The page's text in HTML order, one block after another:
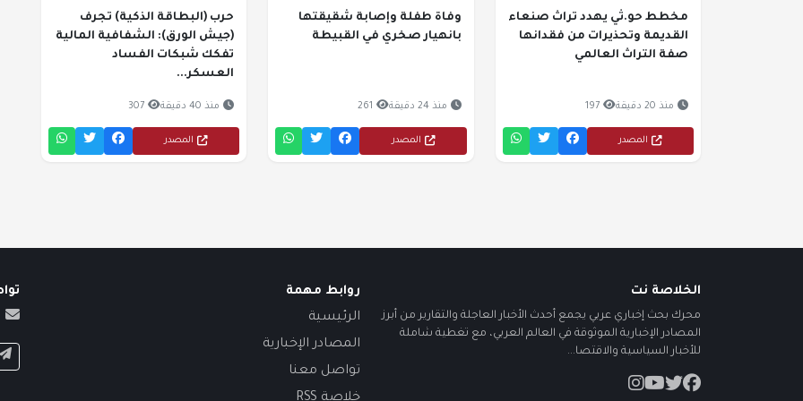
مخطط حو.ثي يهدد تراث صنعاء
القديمة وتحذيرات من فقدانها
صفة التراث العالمي
منذ 20 دقيقة 197
المصدر
وفاة طفلة وإصابة شقيقتها
بانهيار صخري في القبيطة
منذ 24 دقيقة 261
المصدر
حرب (البطاقة الذكية) تجرف
(جيش الورق): الشفافية المالية
تفكك شبكات الفساد
العسكر...
منذ 40 دقيقة 307
المصدر
الخلاصة نت
محرك بحث إخباري عربي يجمع أحدث الأخبار العاجلة والتقارير من أبرز
المصادر الإخبارية الموثوقة في العالم العربي، مع تغطية شاملة
للأخبار السياسية والاقتصا...
روابط مهمة
الرئيسية
المصادر الإخبارية
تواصل معنا